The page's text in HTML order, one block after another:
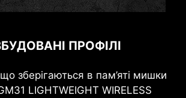
ПРОФІЛІ
зберігаються в пам’яті мишки
LIGHTWEIGHT WIRELESS